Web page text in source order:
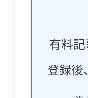
有料
登録後